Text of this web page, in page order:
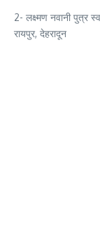
2- लक्ष्मण नवानी पुत्र
रायपुर, देहरादून